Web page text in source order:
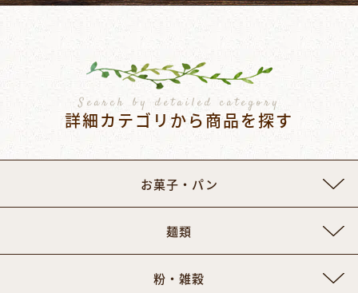
Search by detailed category
詳細カテゴリから商品を探す
お菓子・パン
麺類
粉・雑穀